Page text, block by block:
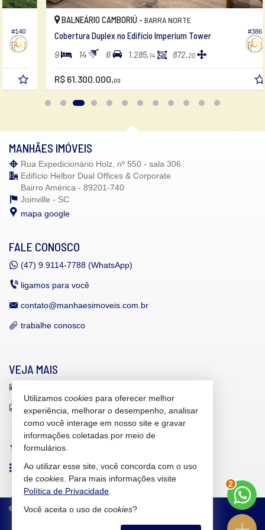
Espaço Fitness
Portaria 24h
Medidores Individuais
Captação de Água
Portão Eletrônico
Brinquedoteca
Quiosque Externo
Automação Predial
Câmeras de Segurança
Mini Mercado
Espaço Zen
Pìscina Térmica
Sala de Reunião
Entrada para Banhistas
Box de Praia
Hall Decorado e Mobiliado
Acessibilidade para PNE
Hidromassagem
Av. Dr. José Medeiros Vieira
Brava Norte
SC
ver mapa abaixo
BALNEÁRIO CAMBORIÚ -BARRA NORTE
Cobertura Duplex no Edifício Imperium Tower
14 6 1.285,14 872,20
R$ 61.300.000,00
MANHÃES IMÓVEIS
Rua Expedicionário Holz, nº 550 - sala 306
Edifício Helbor Dual Offices & Corporate
Bairro América - 89201-740
Joinville - SC
mapa google
FALE CONOSCO
(47) 9.9114-7788 (WhatsApp)
ligamos para você
contato@manhaesimoveis.com.br
trabalhe conosco
VEJA MAIS
indicadores financeiros
cadastre seu imóvel
imóveis favoritos
mapa de imóveis
© 2026 CRECI/SC 6.607-J Política de Privacidade
2
Utilizamos cookies para oferecer melhor
experiência, melhorar o desempenho, analisar
como você interage em nosso site e gravar
informações coletadas por meio de
formulários.
Ao utilizar esse site, você concorda com o uso
de cookies . Para mais informações visite
Política de Privacidade
Você aceita o uso de cookies?